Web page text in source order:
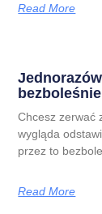
Read More
Chcesz zerwać
wygląda
przez to
Read More